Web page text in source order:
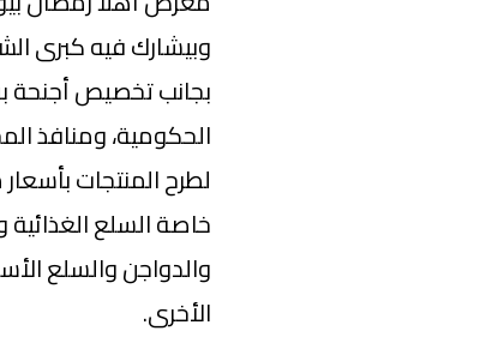
وبيشارك فيه كبرى
بجانب تخصيص أجنحة
الحكومية، ومنافذ
لطرح المنتجات بأسعار
خاصة السلع
والدواجن والسلع
الأخرى.